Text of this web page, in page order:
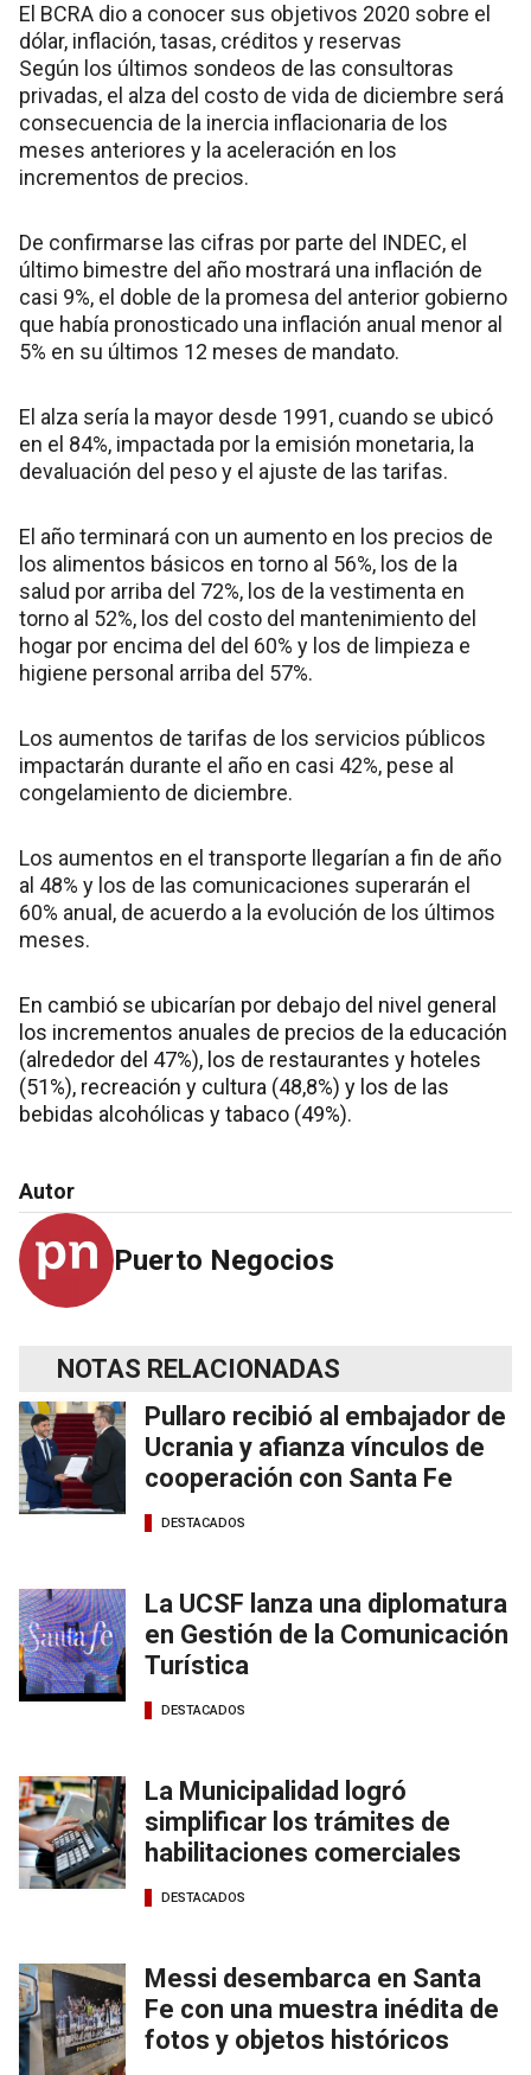
El BCRA dio a conocer sus objetivos 2020 sobre el
dólar, inflación, tasas, créditos y reservas
Según los últimos sondeos de las consultoras
privadas, el alza del costo de vida de diciembre será
consecuencia de la inercia inflacionaria de los
meses anteriores y la aceleración en los
incrementos de precios.
De confirmarse las cifras por parte del INDEC, el
último bimestre del año mostrará una inflación de
casi 9%, el doble de la promesa del anterior gobierno
que había pronosticado una inflación anual menor al
5% en su últimos 12 meses de mandato.
El alza sería la mayor desde 1991, cuando se ubicó
en el 84%, impactada por la emisión monetaria, la
devaluación del peso y el ajuste de las tarifas.
El año terminará con un aumento en los precios de
los alimentos básicos en torno al 56%, los de la
salud por arriba del 72%, los de la vestimenta en
torno al 52%, los del costo del mantenimiento del
hogar por encima del del 60% y los de limpieza e
higiene personal arriba del 57%.
Los aumentos de tarifas de los servicios públicos
impactarán durante el año en casi 42%, pese al
congelamiento de diciembre.
Los aumentos en el transporte llegarían a fin de año
al 48% y los de las comunicaciones superarán el
60% anual, de acuerdo a la evolución de los últimos
meses.
En cambió se ubicarían por debajo del nivel general
los incrementos anuales de precios de la educación
(alrededor del 47%), los de restaurantes y hoteles
(51%), recreación y cultura (48,8%) y los de las
bebidas alcohólicas y tabaco (49%).
Autor
Puerto Negocios
NOTAS RELACIONADAS
Pullaro recibió al embajador de
Ucrania y afianza vínculos de
cooperación con Santa Fe
DESTACADOS
La UCSF lanza una diplomatura
en Gestión de la Comunicación
Turística
DESTACADOS
La Municipalidad logró
simplificar los trámites de
habilitaciones comerciales
DESTACADOS
Messi desembarca en Santa
Fe con una muestra inédita de
fotos y objetos históricos